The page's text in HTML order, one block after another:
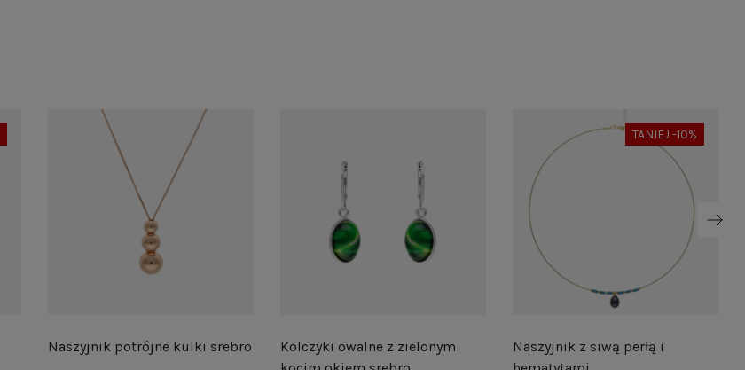
Naszyjnik potrójne kulki srebro
Kolczyki owalne z zielonym
TANIEJ -10%
Naszyjnik z siwą perłą i